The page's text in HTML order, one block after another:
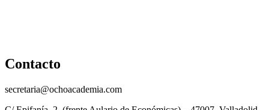
Contacto
secretaria@ochoacademia.com